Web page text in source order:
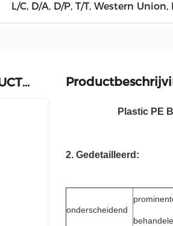
L/C, D/A, D/P, T/T, Western
VERWANTE PRODUCTEN
Plastic PE
2. Gedetailleerd:
onderscheidend